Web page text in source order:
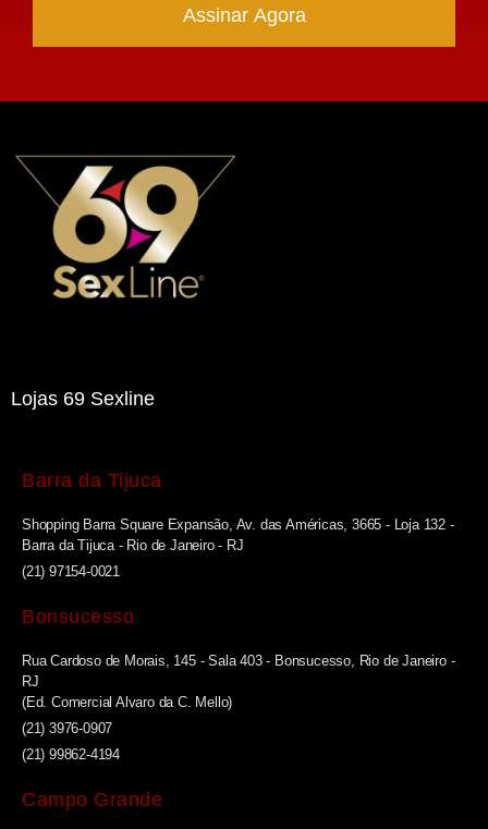
Assinar Agora
Lojas 69 Sexline
Barra da Tijuca
Shopping Barra Square Expansão, Av. das Américas, 3665 - Loja 132 -
Barra da Tijuca - Rio de Janeiro - RJ
(21) 97154-0021
Bonsucesso
Rua Cardoso de Morais, 145 - Sala 403 - Bonsucesso, Rio de Janeiro -
RJ
(Ed. Comercial Alvaro da C. Mello)
(21) 3976-0907
(21) 99862-4194
Campo Grande